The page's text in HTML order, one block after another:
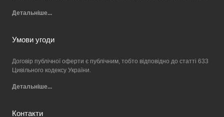
Детальніше...
Умови угоди
Договір публічної оферти є публічним, тобто відповідно до статті 633
Цивільного кодексу України.
Детальніше...
Контакти